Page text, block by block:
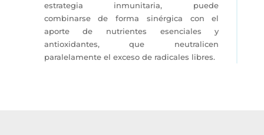
estrategia inmunitaria, puede
combinarse de forma sinérgica con el
aporte de nutrientes esenciales y
antioxidantes, que neutralicen
paralelamente el exceso de radicales libres.